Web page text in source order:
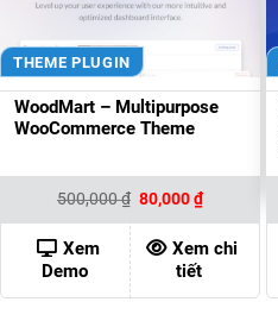
THEME PLUGIN
WoodMart – Multipurpose
WooCommerce Theme
500,000₫ Giá
gốc
là:
500,000 ₫.
80,000₫Giá
hiện
tại
là:
80,000 ₫.
Xem
Demo
Xem chi
tiết